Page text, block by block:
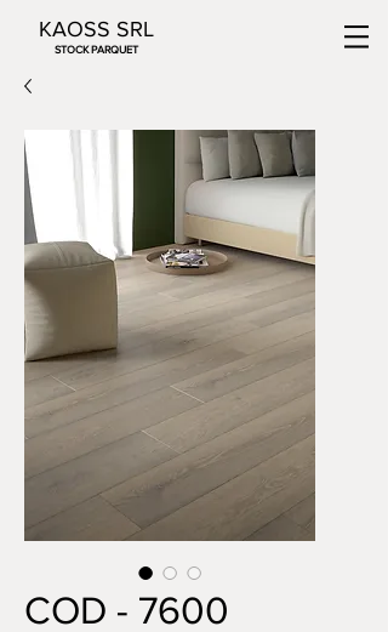
KAOSS SRL
STOCK PARQUET
COD - 7600